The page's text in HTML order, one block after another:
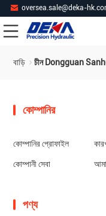
oversea.sale@deka-
বাড়ি চীন Dongguan
কোম্পানির
কোম্পানির প্রোফাইল
কোম্পানী সেবা
পণ্য